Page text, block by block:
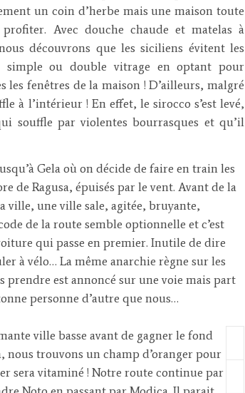
un coin d’herbe mais une maison toute
Avec douche chaude et matelas à
découvrons que les siciliens évitent les
ou double vitrage en optant pour
les fenêtres de la maison ! D’ailleurs, malgré
à l’intérieur ! En effet, le sirocco s’est levé,
souffle par violentes bourrasques et qu’il
Gela où on décide de faire en train les
de Ragusa, épuisés par le vent. Avant de la
une ville sale, agitée, bruyante,
de la route semble optionnelle et c’est
qui passe en premier. Inutile de dire
à vélo… La même anarchie règne sur les
prendre est annoncé sur une voie mais part
personne d’autre que nous…
ville basse avant de gagner le fond
nous trouvons un champ d’oranger pour
sera vitaminé ! Notre route continue par